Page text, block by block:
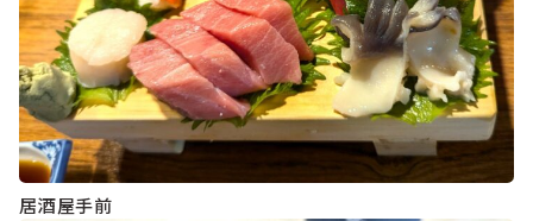
居酒屋手前